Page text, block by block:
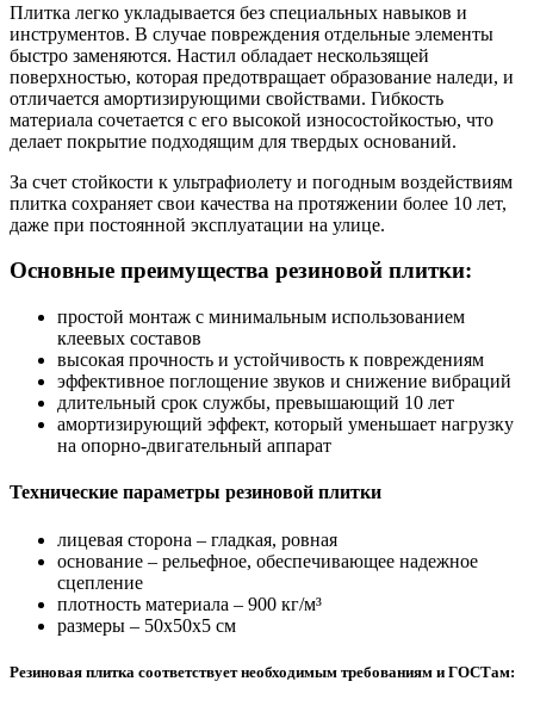
Плитка легко укладывается без специальных навыков и
инструментов. В случае повреждения отдельные элементы
быстро заменяются. Настил обладает нескользящей
поверхностью, которая предотвращает образование наледи, и
отличается амортизирующими свойствами. Гибкость
материала сочетается с его высокой износостойкостью, что
делает покрытие подходящим для твердых оснований.
За счет стойкости к ультрафиолету и погодным воздействиям
плитка сохраняет свои качества на протяжении более 10 лет,
даже при постоянной эксплуатации на улице.
Основные преимущества резиновой плитки:
простой монтаж с минимальным использованием
клеевых составов
высокая прочность и устойчивость к повреждениям
эффективное поглощение звуков и снижение вибраций
длительный срок службы, превышающий 10 лет
амортизирующий эффект, который уменьшает нагрузку
на опорно-двигательный аппарат
Технические параметры резиновой плитки
лицевая сторона – гладкая, ровная
основание – рельефное, обеспечивающее надежное
сцепление
плотность материала – 900 кг/м³
размеры – 50x50x5 см
Резиновая плитка соответствует необходимым требованиям и ГОСТам: